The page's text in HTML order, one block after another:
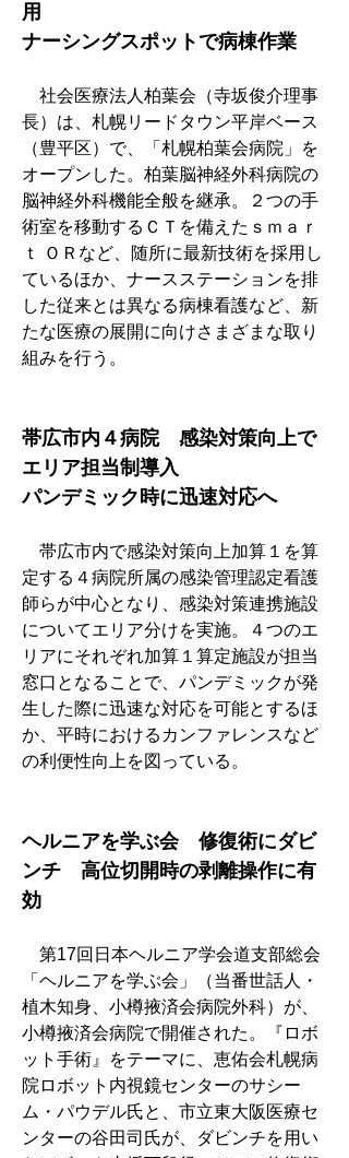
用
ナーシングスポットで病棟作業
社会医療法人柏葉会（寺坂俊介理事
長）は、札幌リードタウン平岸ベース
（豊平区）で、「札幌柏葉会病院」を
オープンした。柏葉脳神経外科病院の
脳神経外科機能全般を継承。２つの手
術室を移動するＣＴを備えたｓｍａｒ
ｔ ＯＲなど、随所に最新技術を採用し
ているほか、ナースステーションを排
した従来とは異なる病棟看護など、新
たな医療の展開に向けさまざまな取り
組みを行う。
帯広市内４病院　感染対策向上で
エリア担当制導入
パンデミック時に迅速対応へ
帯広市内で感染対策向上加算１を算
定する４病院所属の感染管理認定看護
師らが中心となり、感染対策連携施設
についてエリア分けを実施。４つのエ
リアにそれぞれ加算１算定施設が担当
窓口となることで、パンデミックが発
生した際に迅速な対応を可能とするほ
か、平時におけるカンファレンスなど
の利便性向上を図っている。
ヘルニアを学ぶ会　修復術にダビ
ンチ　高位切開時の剥離操作に有
効
第17回日本ヘルニア学会道支部総会
「ヘルニアを学ぶ会」（当番世話人・
植木知身、小樽掖済会病院外科）が、
小樽掖済会病院で開催された。『ロボ
ット手術』をテーマに、恵佑会札幌病
院ロボット内視鏡センターのサシー
ム・パウデル氏と、市立東大阪医療セ
ンターの谷田司氏が、ダビンチを用い